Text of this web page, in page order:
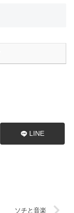
LINE
ソチと音楽